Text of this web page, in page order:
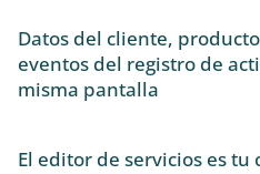
Datos del cliente,
eventos del registro de
misma pantalla
El editor de servicios es